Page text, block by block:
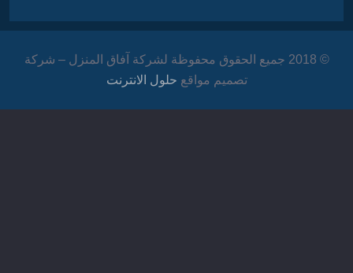
© 2018 جميع الحقوق محفوظة لشركة آفاق المنزل – شركة
تصميم مواقعحلول الانترنت